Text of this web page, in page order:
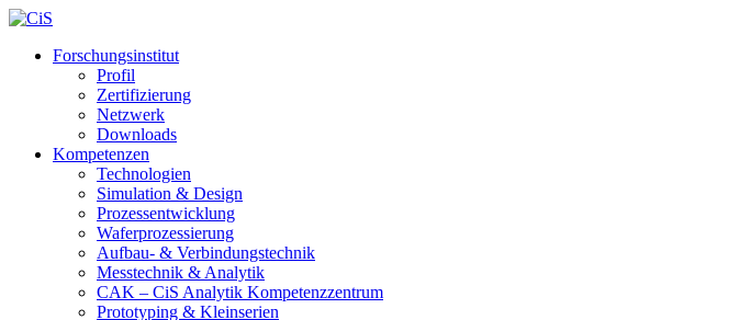
Forschungsinstitut
Profil
Zertifizierung
Netzwerk
Downloads
Kompetenzen
Technologien
Simulation & Design
Prozessentwicklung
Waferprozessierung
Aufbau- & Verbindungstechnik
Messtechnik & Analytik
CAK – CiS Analytik Kompetenzzentrum
Prototyping & Kleinserien